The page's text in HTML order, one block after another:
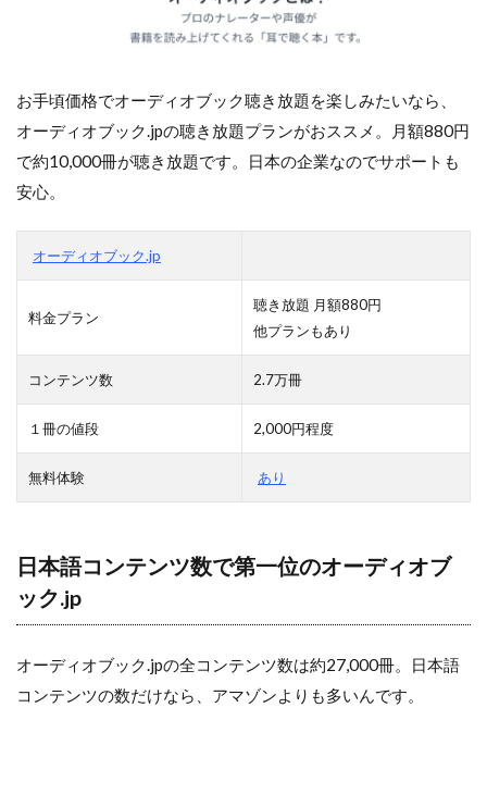
お手頃価格でオーディオブック聴き放題を楽しみたいなら、
オーディオブック.jpの聴き放題プランがおススメ。月額880円
で約10,000冊が聴き放題です。日本の企業なのでサポートも
安心。
オーディオブック.jp
料金プラン
聴き放題 月額880円
他プランもあり
コンテンツ数 2.7万冊
１冊の値段 2,000円程度
無料体験 あり
日本語コンテンツ数で第一位のオーディオブ
ック.jp
オーディオブック.jpの全コンテンツ数は約27,000冊。日本語
コンテンツの数だけなら、アマゾンよりも多いんです。